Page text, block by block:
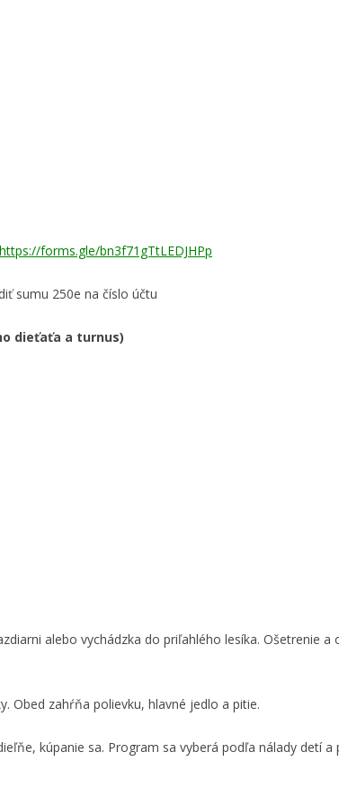
https://forms.gle/bn3f71gTtLEDJHPp
sumu 250e na číslo účtu
dieťaťa a turnus)
alebo vychádzka do priľahlého lesíka. Ošetrenie a
Obed zahŕňa polievku, hlavné jedlo a pitie.
kúpanie sa. Program sa vyberá podľa nálady detí a